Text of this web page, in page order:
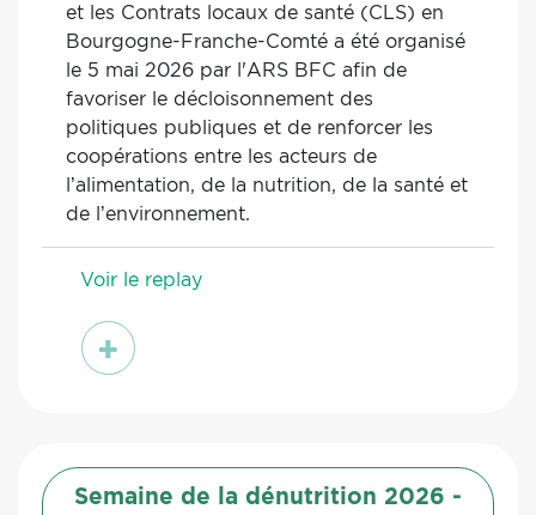
et les Contrats locaux de santé (CLS) en
Bourgogne-Franche-Comté a été organisé
le 5 mai 2026 par l'ARS BFC afin de
favoriser le décloisonnement des
politiques publiques et de renforcer les
coopérations entre les acteurs de
l’alimentation, de la nutrition, de la santé et
de l’environnement.
Voir le replay
voir
Semaine de la dénutrition 2026 -